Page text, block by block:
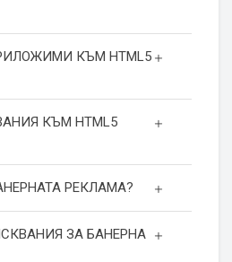
КЪМ HTML5
КЪМ HTML5
РЕКЛАМА?
ЗА БАНЕРНА